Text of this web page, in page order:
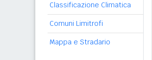
Classificazione Climatica
Comuni Limitrofi
Mappa e Stradario